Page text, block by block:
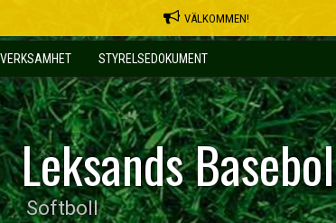
VÄLKOMMEN!
STYRELSEDOKUMENT
Leksands
Softboll